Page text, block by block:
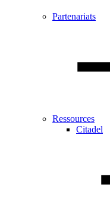
Partenariats
Ressources
Citadel